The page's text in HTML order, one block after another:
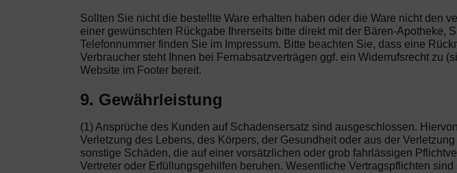
Sollten Sie nicht die bestellte Ware erhalten haben oder die Ware nicht den
einer gewünschten Rückgabe Ihrerseits bitte direkt mit der Bären-Apotheke,
Telefonnummer finden Sie im Impressum. Bitte beachten Sie, dass eine
Verbraucher steht Ihnen bei Fernabsatzverträgen ggf. ein Widerrufsrecht zu
Website im Footer bereit.
9. Gewährleistung
(1) Ansprüche des Kunden auf Schadensersatz sind ausgeschlossen.
Verletzung des Lebens, des Körpers, der Gesundheit oder aus der
sonstige Schäden, die auf einer vorsätzlichen oder grob fahrlässigen
Vertreter oder Erfüllungsgehilfen beruhen. Wesentliche Vertragspflichten